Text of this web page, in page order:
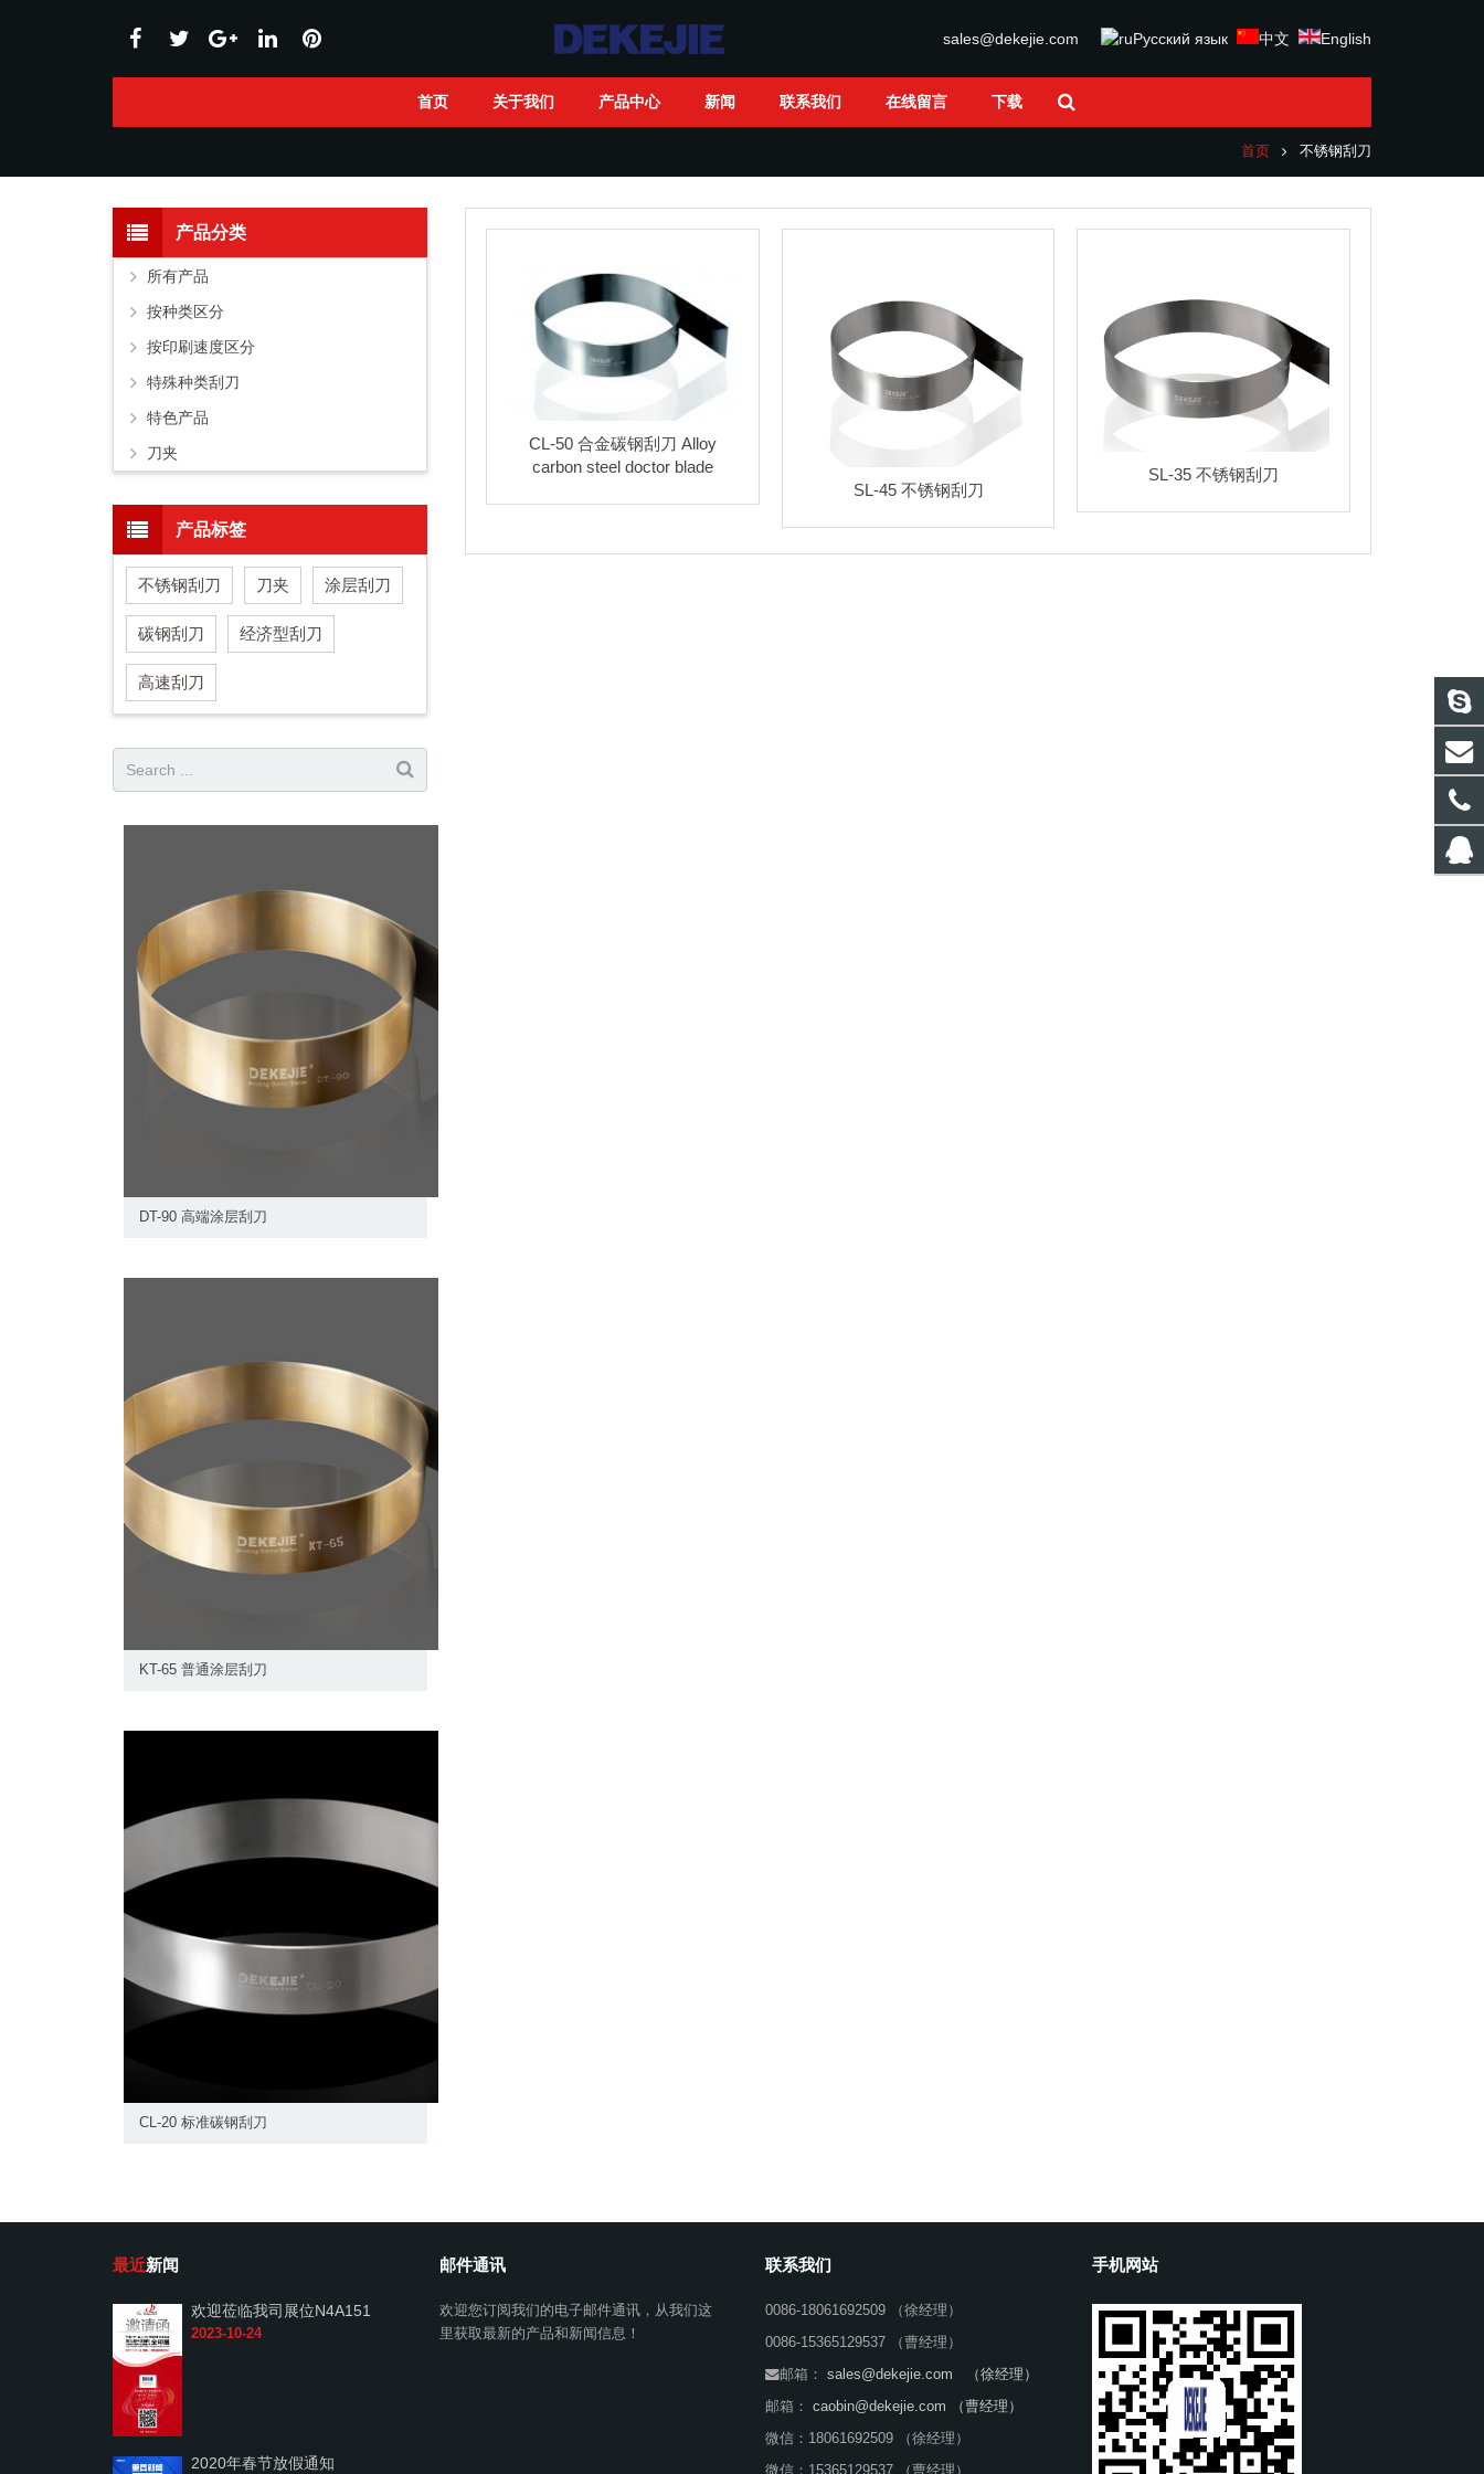
sales@dekejie.com Русский язык 中文 English
首页 关于我们 产品中心 新闻 联系我们 在线留言 下载
首页 不锈钢刮刀
CL-50 合金碳钢刮刀 Alloy
carbon steel doctor blade
SL-45 不锈钢刮刀
SL-35 不锈钢刮刀
产品分类
所有产品
按种类区分
按印刷速度区分
特殊种类刮刀
特色产品
刀夹
产品标签
不锈钢刮刀 刀夹 涂层刮刀
碳钢刮刀 经济型刮刀
高速刮刀
DT-90 高端涂层刮刀
KT-65 普通涂层刮刀
CL-20 标准碳钢刮刀
最近新闻
欢迎莅临我司展位N4A151
2023-10-24
2020年春节放假通知
邮件通讯
欢迎您订阅我们的电子邮件通讯，从我们这
里获取最新的产品和新闻信息！
联系我们
0086-18061692509 （徐经理）
0086-15365129537 （曹经理）
邮箱： sales@dekejie.com （徐经理）
邮箱： caobin@dekejie.com （曹经理）
微信：18061692509 （徐经理）
微信：15365129537 （曹经理）
手机网站